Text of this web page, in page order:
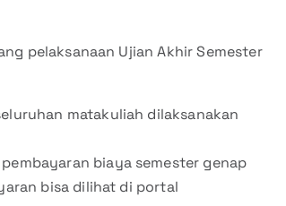
pelaksanaan Ujian Akhir Semester
matakuliah dilaksanakan
biaya semester genap
bisa dilihat di portal